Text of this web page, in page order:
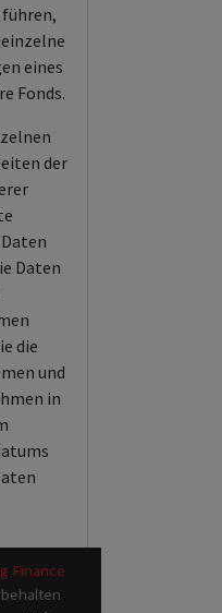
eines
Fonds.
der
Daten
die
und
in
Finance